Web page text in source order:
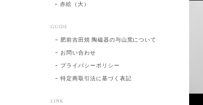
赤絵（大）
GUIDE
肥前吉田焼 陶磁器の与山窯について
お問い合わせ
プライバシーポリシー
特定商取引法に基づく表記
LINK